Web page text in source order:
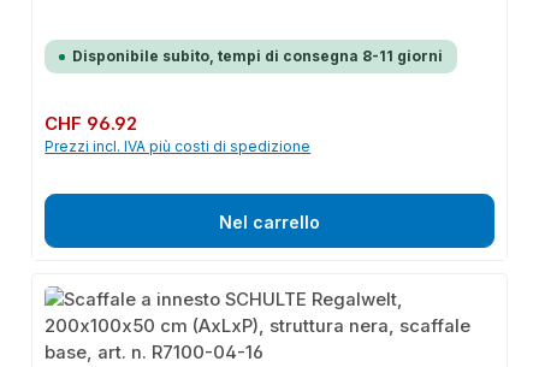
Disponibile subito, tempi di consegna 8-11 giorni
Prezzo normale:
CHF 96.92
Prezzi incl. IVA più costi di spedizione
Nel carrello